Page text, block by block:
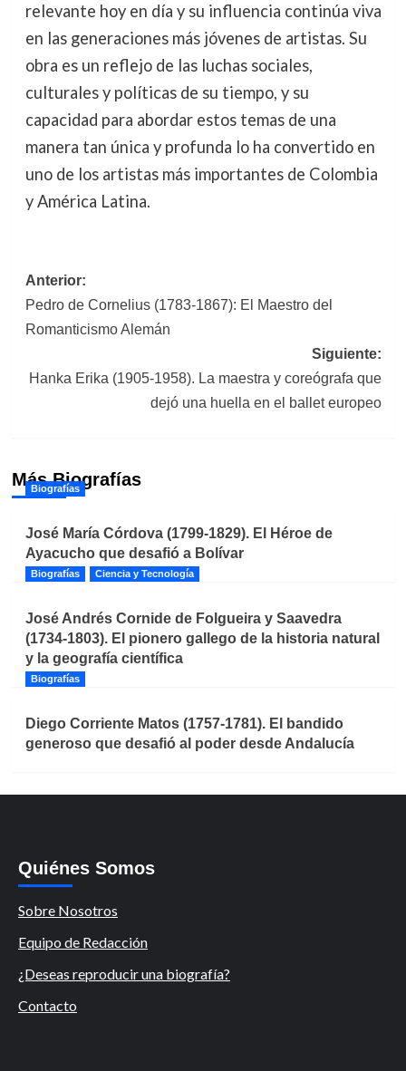
relevante hoy en día y su influencia continúa viva
en las generaciones más jóvenes de artistas. Su
obra es un reflejo de las luchas sociales,
culturales y políticas de su tiempo, y su
capacidad para abordar estos temas de una
manera tan única y profunda lo ha convertido en
uno de los artistas más importantes de Colombia
y América Latina.
Navegación
de
Anterior:
Pedro de Cornelius (1783-1867): El Maestro del
Romanticismo Alemán
Siguiente:
Hanka Erika (1905-1958). La maestra y coreógrafa que
dejó una huella en el ballet europeo
Más Biografías
Biografías
José María Córdova (1799-1829). El Héroe de
Ayacucho que desafió a Bolívar
Biografías Ciencia y Tecnología
José Andrés Cornide de Folgueira y Saavedra
(1734-1803). El pionero gallego de la historia natural
y la geografía científica
Biografías
Diego Corriente Matos (1757-1781). El bandido
generoso que desafió al poder desde Andalucía
Quiénes Somos
Sobre Nosotros
Equipo de Redacción
¿Deseas reproducir una biografía?
Contacto